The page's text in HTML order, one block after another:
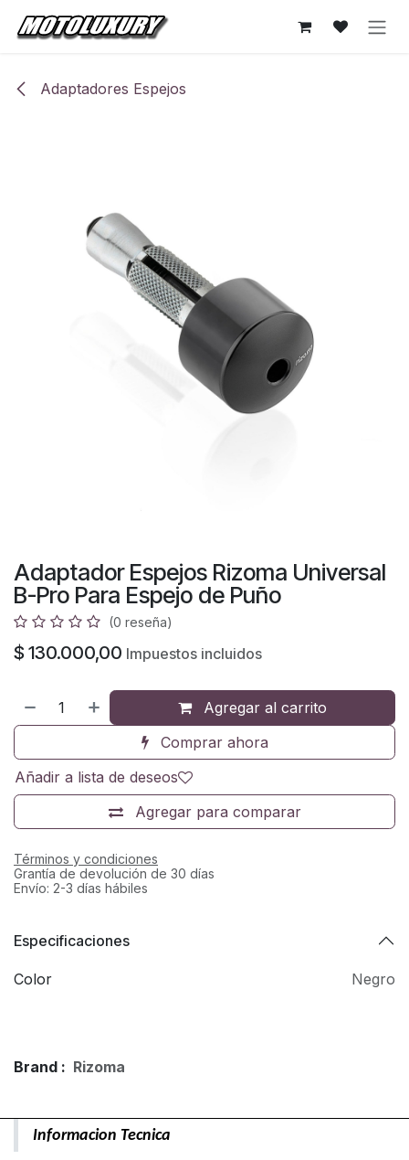
Ir al contenido
Adaptadores Espejos
Adaptador Espejos Rizoma Universal
B-Pro Para Espejo de Puño
(0 reseña)
$ 130.000,00 Impuestos incluidos
Agregar al carrito
Comprar ahora
Agregar para comparar
Añadir a lista de deseos
Términos y condiciones
Grantía de devolución de 30 días
Envío: 2-3 días hábiles
Especificaciones
Color Negro
Brand : Rizoma
Informacion Tecnica